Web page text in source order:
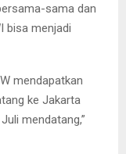
sama dan
bisa menjadi
mendapatkan
ke Jakarta
mendatang,”